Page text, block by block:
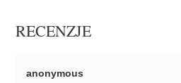
RECENZJE
anonymous